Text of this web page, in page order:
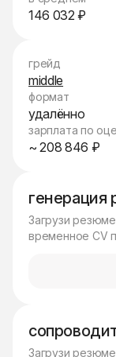
146 032 ₽
генерация
Загрузи
временное CV
Загрузи
грейд
middle
формат
удалённо
зарплата по
~ 208 846 ₽